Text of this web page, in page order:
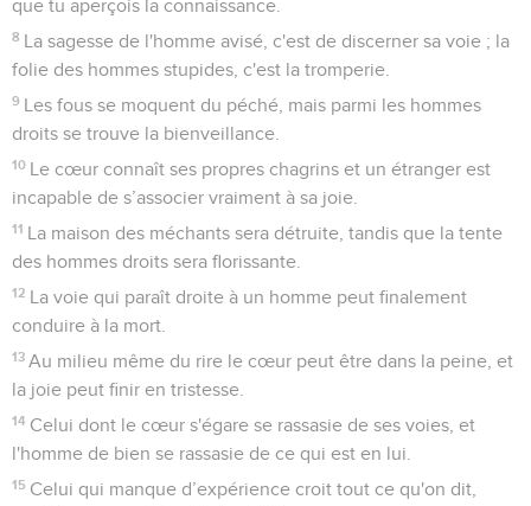
que tu aperçois la connaissance.
8 La sagesse de l'homme avisé, c'est de discerner sa voie ; la
folie des hommes stupides, c'est la tromperie.
9 Les fous se moquent du péché, mais parmi les hommes
droits se trouve la bienveillance.
10 Le cœur connaît ses propres chagrins et un étranger est
incapable de s’associer vraiment à sa joie.
11 La maison des méchants sera détruite, tandis que la tente
des hommes droits sera florissante.
12 La voie qui paraît droite à un homme peut finalement
conduire à la mort.
13 Au milieu même du rire le cœur peut être dans la peine, et
la joie peut finir en tristesse.
14 Celui dont le cœur s'égare se rassasie de ses voies, et
l'homme de bien se rassasie de ce qui est en lui.
15 Celui qui manque d’expérience croit tout ce qu'on dit,